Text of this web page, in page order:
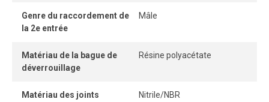
Genre du raccordement de
la 2e entrée
Mâle
Matériau de la bague de
déverrouillage
Résine polyacétate
Matériau des joints
Nitrile/NBR